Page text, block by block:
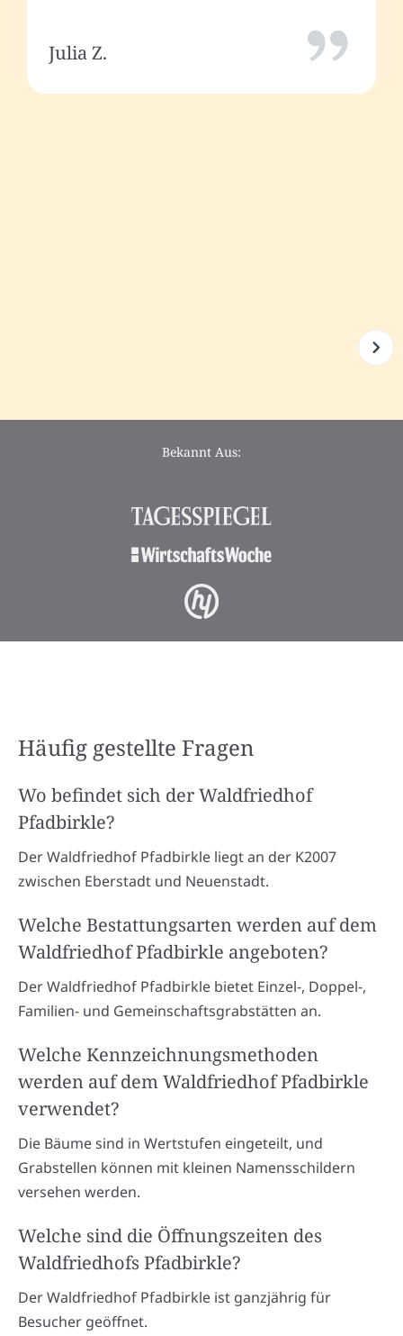
Julia Z.
Bekannt Aus:
Häufig gestellte Fragen
Wo befindet sich der Waldfriedhof
Pfadbirkle?
Der Waldfriedhof Pfadbirkle liegt an der K2007
zwischen Eberstadt und Neuenstadt.
Welche Bestattungsarten werden auf dem
Waldfriedhof Pfadbirkle angeboten?
Der Waldfriedhof Pfadbirkle bietet Einzel-, Doppel-,
Familien- und Gemeinschaftsgrabstätten an.
Welche Kennzeichnungsmethoden
werden auf dem Waldfriedhof Pfadbirkle
verwendet?
Die Bäume sind in Wertstufen eingeteilt, und
Grabstellen können mit kleinen Namensschildern
versehen werden.
Welche sind die Öffnungszeiten des
Waldfriedhofs Pfadbirkle?
Der Waldfriedhof Pfadbirkle ist ganzjährig für
Besucher geöffnet.